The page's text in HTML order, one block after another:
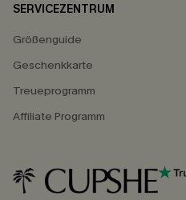
SERVICEZENTRUM
Größenguide
Geschenkkarte
Treueprogramm
Affiliate Programm